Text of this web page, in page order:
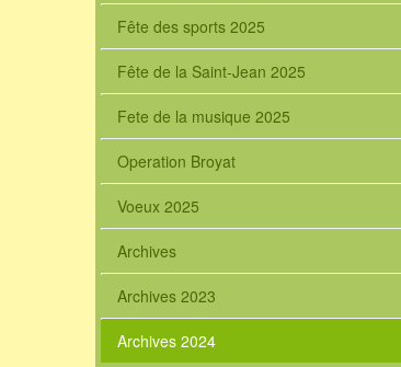
Fête des sports 2025
Fête de la Saint-Jean 2025
Fete de la musique 2025
Operation Broyat
Voeux 2025
Archives
Archives 2023
Archives 2024